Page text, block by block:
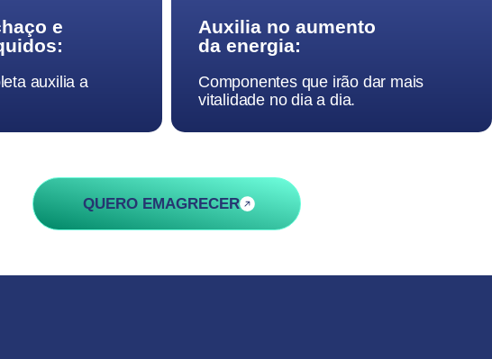
e
auxilia a
Auxilia no aumento
da energia:
Componentes que irão dar mais
vitalidade no dia a dia.
QUERO EMAGRECER